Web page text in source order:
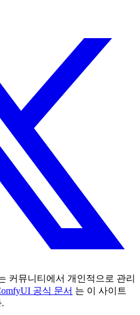
커뮤니티에서 개인적으로 관리
공식 문서 는 이 사이트